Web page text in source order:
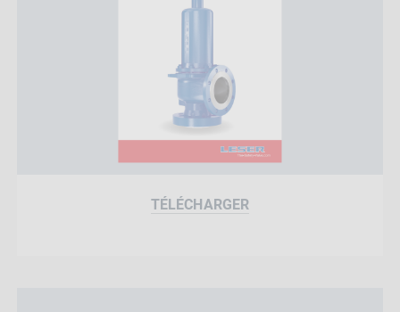
TÉLÉCHARGER